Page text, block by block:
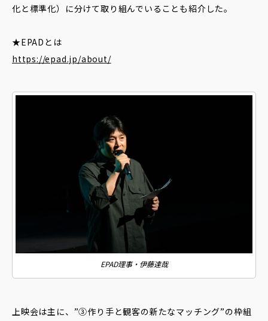
化と標準化）に分けて取り組んでいることも紹介した。
★EPADとは
https://epad.jp/about/
EPAD理事・伊藤達哉
上映会は主に、”③作り手と観客の新たなマッチング”の枠組